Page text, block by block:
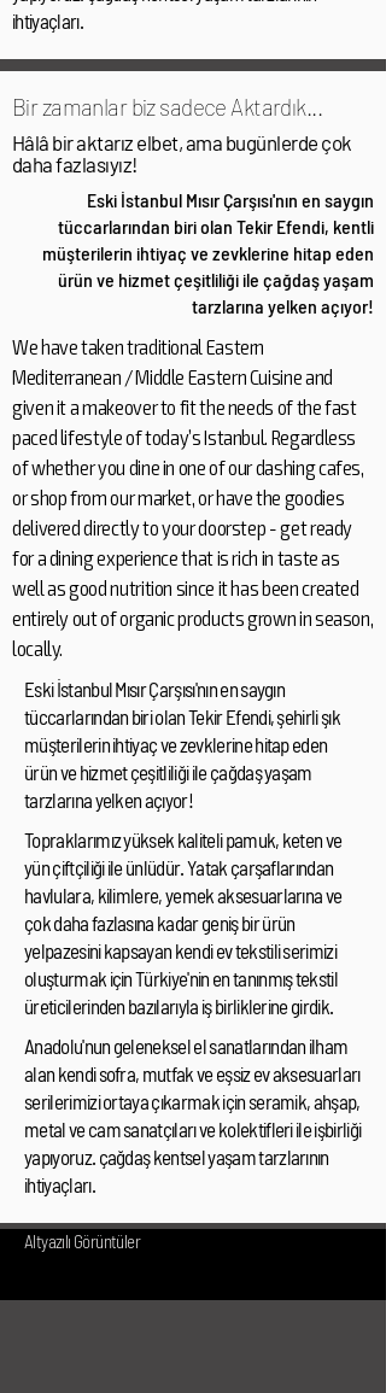
ihtiyaçları.
Bir zamanlar biz sadece Aktardık...
Hâlâ bir aktarız elbet, ama bugünlerde çok
daha fazlasıyız!
Eski İstanbul Mısır Çarşısı'nın en saygın
tüccarlarından biri olan Tekir Efendi, kentli
müşterilerin ihtiyaç ve zevklerine hitap eden
ürün ve hizmet çeşitliliği ile çağdaş yaşam
tarzlarına yelken açıyor!
We have taken traditional Eastern
Mediterranean / Middle Eastern Cuisine and
given it a makeover to fit the needs of the fast
paced lifestyle of today’s Istanbul. Regardless
of whether you dine in one of our dashing cafes,
or shop from our market, or have the goodies
delivered directly to your doorstep - get ready
for a dining experience that is rich in taste as
well as good nutrition since it has been created
entirely out of organic products grown in season,
locally.
Eski İstanbul Mısır Çarşısı'nın en saygın
tüccarlarından biri olan Tekir Efendi, şehirli şık
müşterilerin ihtiyaç ve zevklerine hitap eden
ürün ve hizmet çeşitliliği ile çağdaş yaşam
tarzlarına yelken açıyor!
Topraklarımız yüksek kaliteli pamuk, keten ve
yün çiftçiliği ile ünlüdür. Yatak çarşaflarından
havlulara, kilimlere, yemek aksesuarlarına ve
çok daha fazlasına kadar geniş bir ürün
yelpazesini kapsayan kendi ev tekstili serimizi
oluşturmak için Türkiye'nin en tanınmış tekstil
üreticilerinden bazılarıyla iş birliklerine girdik.
Anadolu'nun geleneksel el sanatlarından ilham
alan kendi sofra, mutfak ve eşsiz ev aksesuarları
serilerimizi ortaya çıkarmak için seramik, ahşap,
metal ve cam sanatçıları ve kolektifleri ile işbirliği
yapıyoruz. çağdaş kentsel yaşam tarzlarının
ihtiyaçları.
Altyazılı Görüntüler